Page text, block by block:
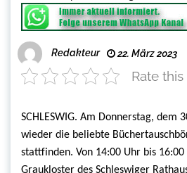
Redakteur 22. März 2023
Rate
SCHLESWIG. Am Donnerstag, dem
wieder die beliebte
stattfinden. Von 14:00 Uhr bis
Graukloster des Schleswiger